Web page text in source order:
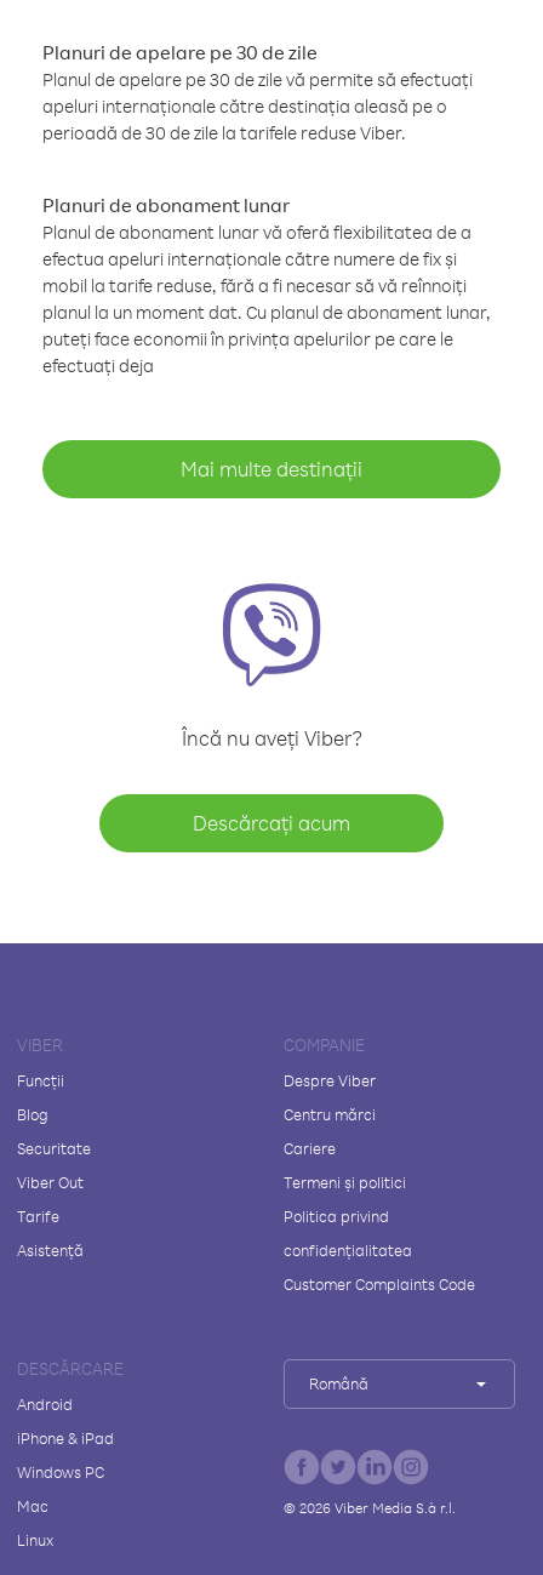
Planuri de apelare pe 30 de zile
Planul de apelare pe 30 de zile vă permite să efectuați
apeluri internaționale către destinația aleasă pe o
perioadă de 30 de zile la tarifele reduse Viber.
Planuri de abonament lunar
Planul de abonament lunar vă oferă flexibilitatea de a
efectua apeluri internaționale către numere de fix și
mobil la tarife reduse, fără a fi necesar să vă reînnoiți
planul la un moment dat. Cu planul de abonament lunar,
puteți face economii în privința apelurilor pe care le
efectuați deja
Mai multe destinații
Încă nu aveți Viber?
Descărcați acum
VIBER
Funcții
Blog
Securitate
Viber Out
Tarife
Asistență
COMPANIE
Despre Viber
Centru mărci
Cariere
Termeni și politici
Politica privind
confidențialitatea
Customer Complaints Code
DESCĂRCARE
Android
iPhone & iPad
Windows PC
Mac
Linux
Română
© 2026Viber Media S.à r.l.